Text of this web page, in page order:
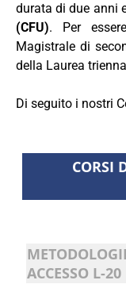
durata di due anni
(CFU). Per
Magistrale di
della Laurea
Di seguito i nostri